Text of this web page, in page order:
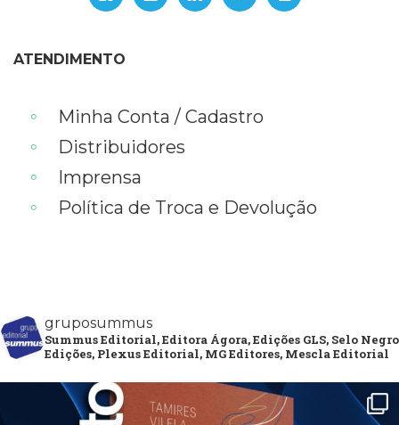
ATENDIMENTO
Minha Conta / Cadastro
Distribuidores
Imprensa
Política de Troca e Devolução
gruposummus
Summus Editorial, Editora Ágora, Edições GLS, Selo Negro
Edições, Plexus Editorial, MG Editores, Mescla Editorial